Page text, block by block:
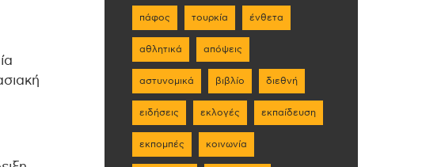
πάφος τουρκία ένθετα
αθλητικά απόψεις
αστυνομικά βιβλίο διεθνή
ειδήσεις εκλογές εκπαίδευση
εκπομπές κοινωνία